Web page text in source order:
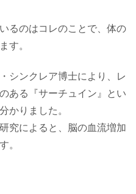
るのはコレのことで、体の
す。
シンクレア博士により、レ
ある『サーチュイン』とい
かりました。
究によると、脳の血流増加
。